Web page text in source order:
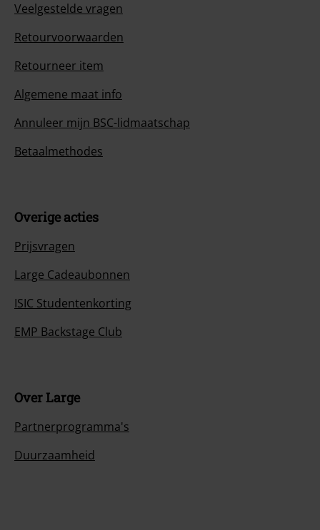
Veelgestelde vragen
Retourvoorwaarden
Retourneer item
Algemene maat info
Annuleer mijn BSC-lidmaatschap
Betaalmethodes
Overige acties
Prijsvragen
Large Cadeaubonnen
ISIC Studentenkorting
EMP Backstage Club
Over Large
Partnerprogramma's
Duurzaamheid